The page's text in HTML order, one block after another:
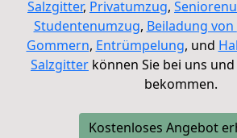
Salzgitter, Privatumzug,
Studentenumzug, Beiladung von
Gommern, Entrümpelung, und
Salzgitter können Sie bei uns
bekommen.
Kostenloses Angebot